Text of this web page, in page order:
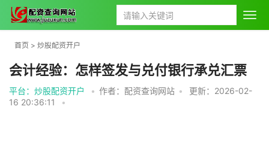
首页 > 炒股配资开户
会计经验：怎样签发与兑付银行承兑汇票
平台：炒股配资开户 • 作者：配资查询网站 •
更新：2026-02-
16 20:36:11
•